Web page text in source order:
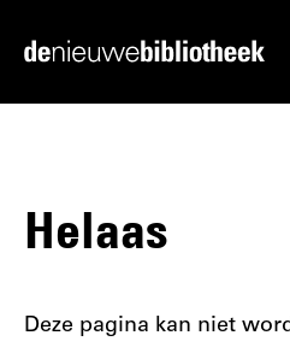
direct
direct
Ga
Helaas
Deze pagina kan niet